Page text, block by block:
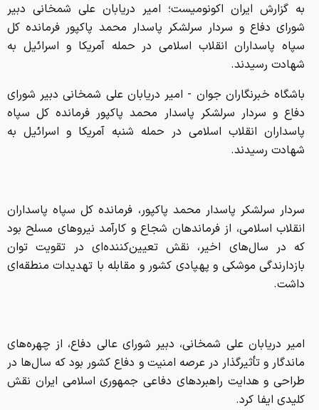
به گزارش ایران اکونومیست؛ امیر دریابان علی شمخانی دبیر
شورای دفاع و سردار سرلشکر پاسدار محمد پاکپور فرمانده کل
سپاه پاسداران انقلاب اسلامی در حمله آمریکا و اسرائیل به
شهادت رسیدند.
باشگاه خبرنگاران جوان - امیر دریابان علی شمخانی دبیر شورای
دفاع و سردار سرلشکر پاسدار محمد پاکپور فرمانده کل سپاه
پاسداران انقلاب اسلامی در حمله شنبه آمریکا و اسرائیل به
شهادت رسیدند.
سردار سرلشکر پاسدار محمد پاکپور، فرمانده کل سپاه پاسداران
انقلاب اسلامی، از فرماندهان شجاع و کارآمد نیروهای مسلح بود
که در سال‌های اخیر، نقش تعیین‌کننده‌ای در تقویت توان
بازدارندگی موشکی و پهپادی کشور و مقابله با تهدیدات منطقه‌ای
داشت.
امیر دریابان علی شمخانی، دبیر شورای عالی دفاع، از چهره‌های
ماندگار و تأثیرگذار در عرصه امنیت و دفاع کشور بود که سال‌ها در
طراحی و هدایت راهبردهای دفاعی جمهوری اسلامی ایران نقش
کلیدی ایفا کرد.